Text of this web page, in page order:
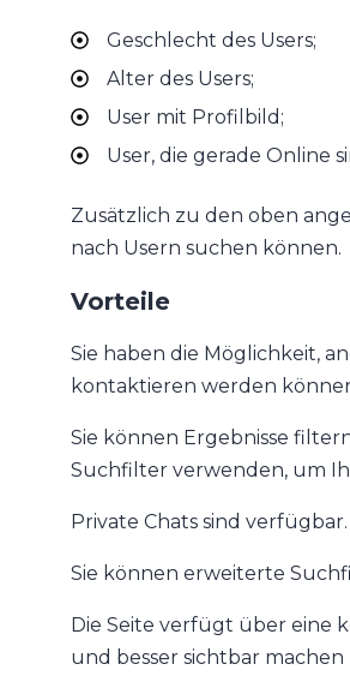
Geschlecht des Users;
Alter des Users;
User mit Profilbild;
User, die gerade Online
Zusätzlich zu den oben
nach Usern suchen können.
Vorteile
Sie haben die Möglichkeit,
kontaktieren werden
Sie können Ergebnisse
Suchfilter verwenden, um
Private Chats sind verfügbar.
Sie können erweiterte
Die Seite verfügt über eine
und besser sichtbar